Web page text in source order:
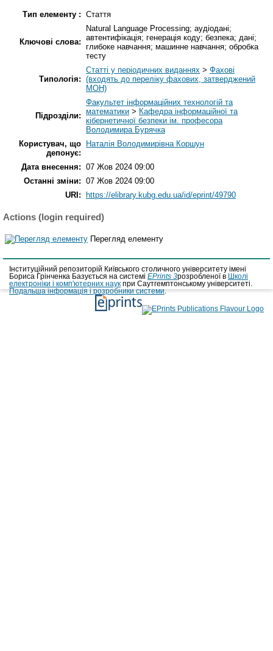
Тип елементу : Стаття
Ключові слова:
Natural Language Processing; аудіодані;
автентифікація; генерація коду; безпека; дані;
глибоке навчання; машинне навчання; обробка
тесту
Типологія:
Статті у періодичних виданнях > Фахові
(входять до переліку фахових, затверджений
МОН)
Підрозділи:
Факультет інформаційних технологій та
математики > Кафедра інформаційної та
кібернетичної безпеки ім. професора
Володимира Бурячка
Користувач, що
депонує:
Наталія Володимирівна Коршун
Дата внесення: 07 Жов 2024 09:00
Останні зміни: 07 Жов 2024 09:00
URI:
https://elibrary.kubg.edu.ua/id/eprint/49790
Actions (login required)
Перегляд елементу
Інституційний репозиторій Київського столичного університету імені
Бориса Грінченка Базується на системі EPrints 3розробленої в
Школі
електроніки і комп'ютерних наук при Саутгемптонському університеті.
Подальша інформація і розробники системи.